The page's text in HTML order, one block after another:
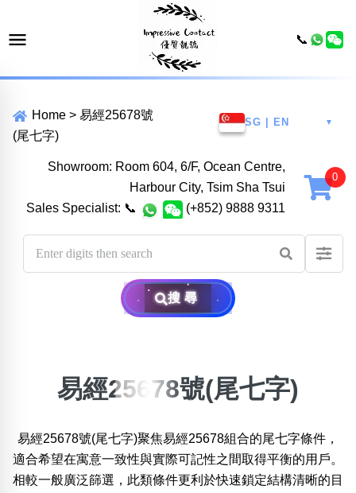
Home > 易經25678號
(尾七字)
SG | EN ▼
Showroom: Room 604, 6/F, Ocean Centre,
Harbour City, Tsim Sha Tsui
Sales Specialist: 📞 (+852) 9888 9311
搜尋
搜尋選項
位置:
一 二 三 四 五 六 七 八
易經25678號(尾七字)
易經25678號(尾七字)聚焦易經25678組合的尾七字條件，
適合希望在寓意一致性與實際可記性之間取得平衡的用戶。
相較一般廣泛篩選，此類條件更利於快速鎖定結構清晰的目
📞